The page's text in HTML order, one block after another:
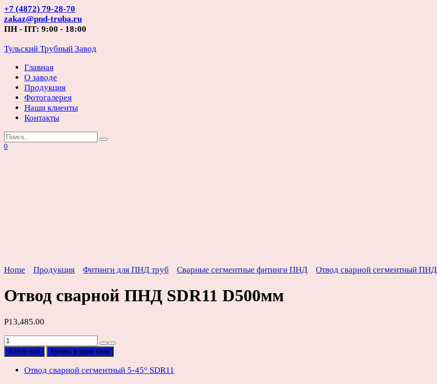
Перейти
к
содержанию
+7 (4872) 79-28-70
zakaz@pnd-truba.ru
ПН - ПТ: 9:00 - 18:00
Тульский Трубный Завод
Главная
О заводе
Продукция
Фотогалерея
Наши клиенты
Контакты
Search
for:
0
Home Продукция Фитинги для ПНД труб Сварные сегментные фитинги ПНД Отвод сварной сегментный ПНД
Отвод сварной ПНД SDR11 D500мм
Р13,485.00
Отвод
сварной
SDR11
Add to cart Купить в один клик
Отвод сварной сегментный 5-45° SDR11